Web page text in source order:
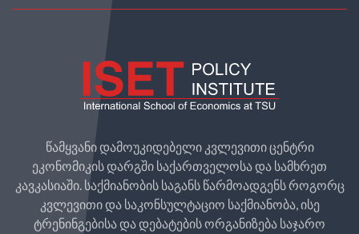
წამყვანი დამოუკიდებელი კვლევითი ცენტრი
ეკონომიკის დარგში საქართველოსა და სამხრეთ
კავკასიაში. საქმიანობის საგანს წარმოადგენს როგორც
კვლევითი და საკონსულტაციო საქმიანობა, ისე
ტრენინგებისა და დებატების ორგანიზება საჯარო